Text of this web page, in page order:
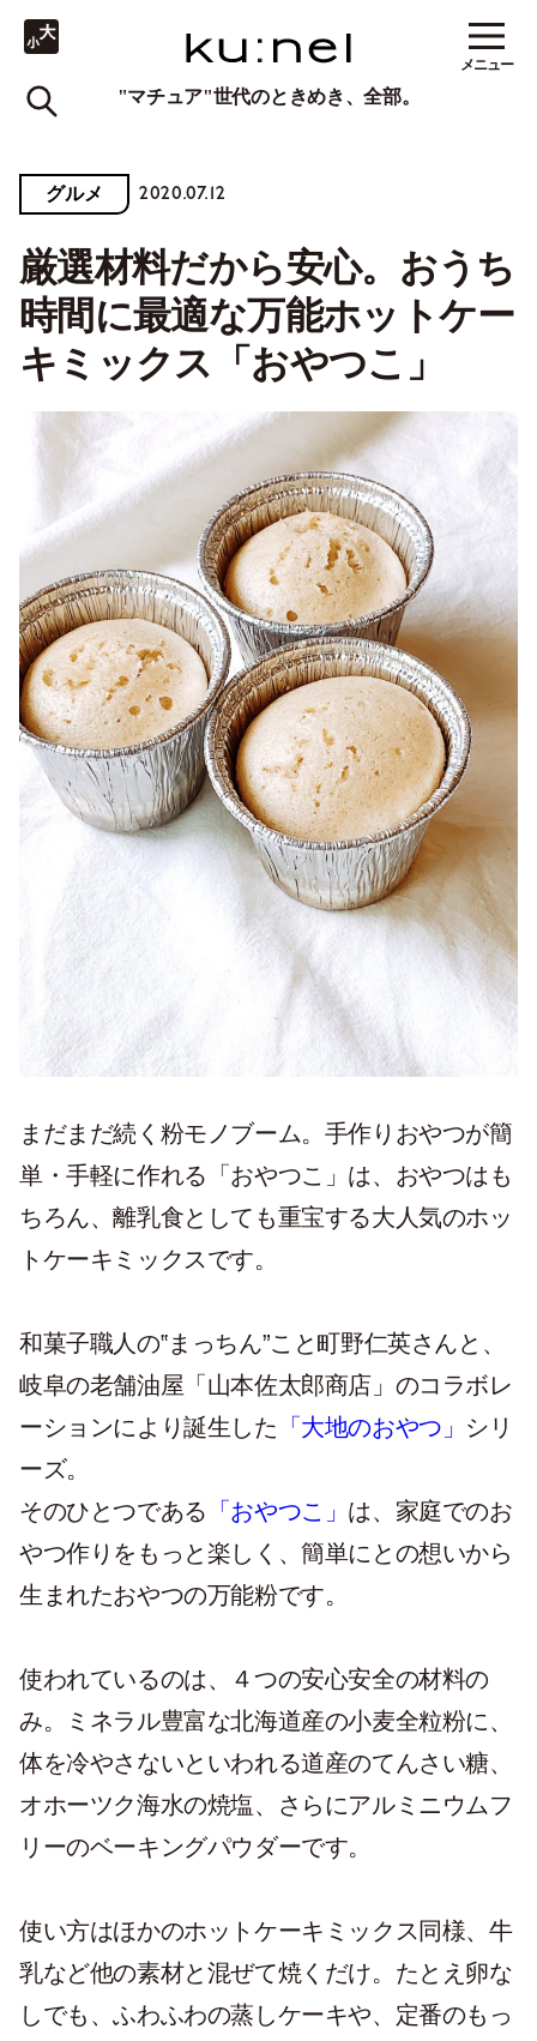
"マチュア"世代のときめき、全部。
メニュー
グルメ 2020.07.12
厳選材料だから安心。おうち
時間に最適な万能ホットケー
キミックス「おやつこ」
まだまだ続く粉モノブーム。手作りおやつが簡
単・手軽に作れる「おやつこ」は、おやつはも
ちろん、離乳食としても重宝する大人気のホッ
トケーキミックスです。
和菓子職人の‟まっちん”こと町野仁英さんと、
岐阜の老舗油屋「山本佐太郎商店」のコラボレ
ーションにより誕生した 「大地のおやつ」 シリ
ーズ。
そのひとつである 「おやつこ」 は、家庭でのお
やつ作りをもっと楽しく、簡単にとの想いから
生まれたおやつの万能粉です。
使われているのは、４つの安心安全の材料の
み。ミネラル豊富な北海道産の小麦全粒粉に、
体を冷やさないといわれる道産のてんさい糖、
オホーツク海水の焼塩、さらにアルミニウムフ
リーのベーキングパウダーです。
使い方はほかのホットケーキミックス同様、牛
乳など他の素材と混ぜて焼くだけ。たとえ卵な
しでも、ふわふわの蒸しケーキや、定番のもっ